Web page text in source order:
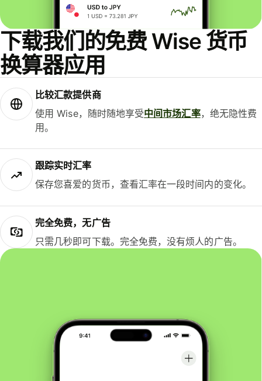
下载我们的免费 Wise 货币
换算器应用
比较汇款提供商
使用 Wise，随时随地享受中间市场汇率，绝无隐性费
用。
跟踪实时汇率
保存您喜爱的货币，查看汇率在一段时间内的变化。
完全免费，无广告
只需几秒即可下载。完全免费，没有烦人的广告。